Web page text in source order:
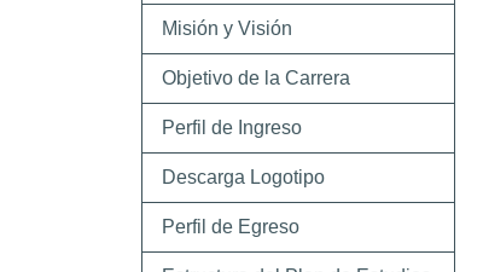
Misión y Visión
Objetivo de la Carrera
Perfil de Ingreso
Descarga Logotipo
Perfil de Egreso